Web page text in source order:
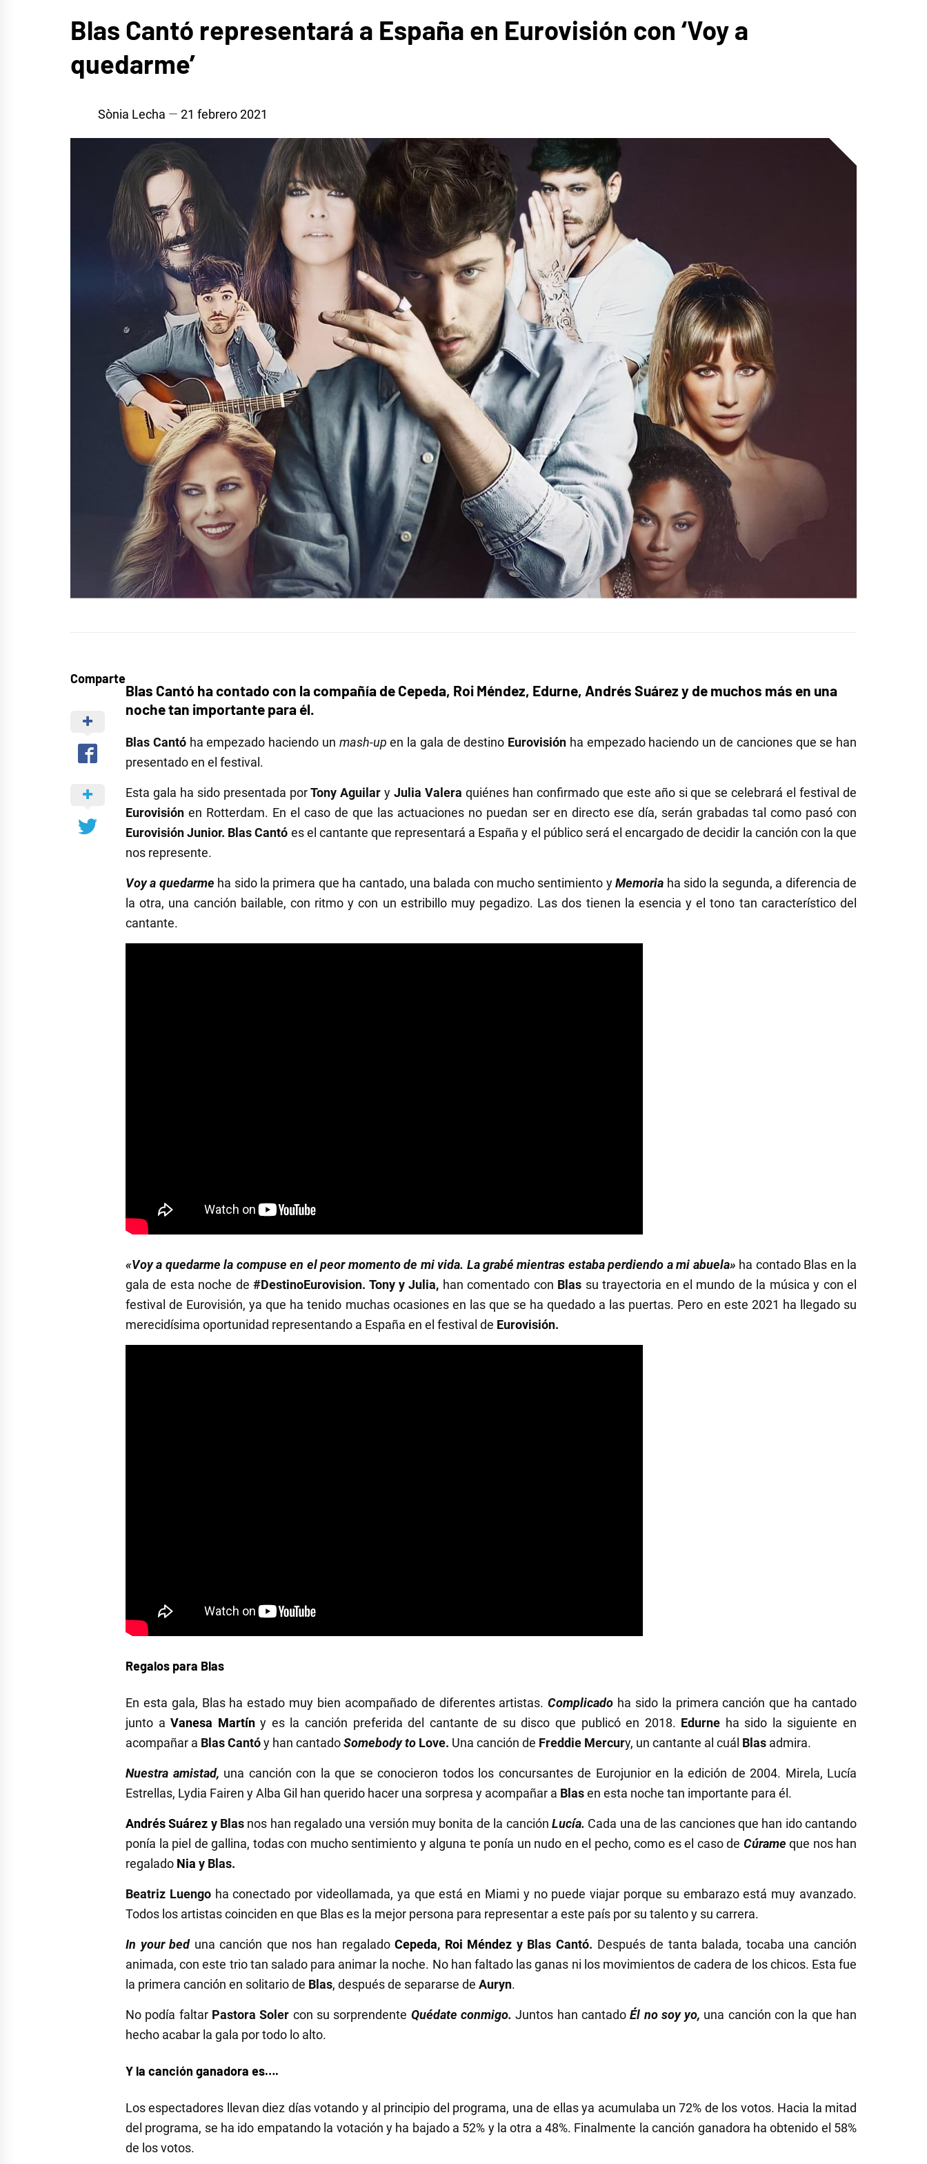
MÚSICA
Blas Cantó representará a España en Eurovisión con ‘Voy a
quedarme’
Sònia Lecha 21 febrero 2021
Comparte
Blas Cantó ha contado con la compañía de Cepeda, Roi Méndez, Edurne, Andrés Suárez y de muchos más en una
noche tan importante para él.
Blas Cantó ha empezado haciendo un mash-upen la gala de destino Eurovisión ha empezado haciendo un de canciones que se han
presentado en el festival.
Esta gala ha sido presentada porTony Aguilar yJulia Valera quiénes han confirmado que este año si que se celebrará el festival de
Eurovisión en Rotterdam. En el caso de que las actuaciones no puedan ser en directo ese día, serán grabadas tal como pasó con
Eurovisión Junior. Blas Cantó es el cantante que representará a España y el público será el encargado de decidir la canción con la que
nos represente.
Voy a quedarme ha sido la primera que ha cantado, una balada con mucho sentimiento yMemoria ha sido la segunda, a diferencia de
la otra, una canción bailable, con ritmo y con un estribillo muy pegadizo. Las dos tienen la esencia y el tono tan característico del
cantante.
«Voy a quedarme la compuse en el peor momento de mi vida. La grabé mientras estaba perdiendo a mi abuela» ha contado Blas en la
gala de esta noche de#DestinoEurovision. Tony y Julia, han comentado con Blas su trayectoria en el mundo de la música y con el
festival de Eurovisión, ya que ha tenido muchas ocasiones en las que se ha quedado a las puertas. Pero en este 2021 ha llegado su
merecidísima oportunidad representando a España en el festival de Eurovisión.
Regalos para Blas
En esta gala, Blas ha estado muy bien acompañado de diferentes artistas.Complicado ha sido la primera canción que ha cantado
junto aVanesa Martín y es la canción preferida del cantante de su disco que publicó en 2018. Edurne ha sido la siguiente en
acompañar a Blas Cantóy han cantadoSomebody to Love. Una canción de Freddie Mercury, un cantante al cuál Blas admira.
Nuestra amistad, una canción con la que se conocieron todos los concursantes de Eurojunior en la edición de 2004. Mirela, Lucía
Estrellas, Lydia Fairen y Alba Gil han querido hacer una sorpresa y acompañar a Blasen esta noche tan importante para él.
Andrés Suárez y Blas nos han regalado una versión muy bonita de la canción Lucía. Cada una de las canciones que han ido cantando
ponía la piel de gallina, todas con mucho sentimiento y alguna te ponía un nudo en el pecho, como es el caso de Cúrame que nos han
regalado Nia y Blas.
Beatriz Luengoha conectado por videollamada, ya que está en Miami y no puede viajar porque su embarazo está muy avanzado.
Todos los artistas coinciden en que Blas es la mejor persona para representar a este país por su talento y su carrera.
In your bed una canción que nos han regaladoCepeda, Roi Méndez y Blas Cantó. Después de tanta balada, tocaba una canción
animada, con este trio tan salado para animar la noche. No han faltado las ganas ni los movimientos de cadera de los chicos. Esta fue
la primera canción en solitario de Blas, después de separarse de Auryn.
No podía faltar Pastora Soler con su sorprendente Quédate conmigo.Juntos han cantadoÉl no soy yo, una canción con la que han
hecho acabar la gala por todo lo alto.
Y la canción ganadora es….
Los espectadores llevan diez días votando y al principio del programa, una de ellas ya acumulaba un 72% de los votos. Hacia la mitad
del programa, se ha ido empatando la votación y ha bajado a 52% y la otra a 48%. Finalmente la canción ganadora ha obtenido el 58%
de los votos.